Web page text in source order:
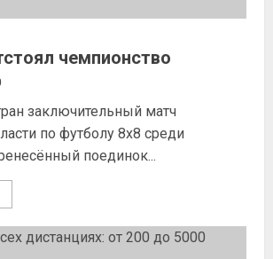
чемпионство
заключительный матч
по футболу 8х8 среди
поединок...